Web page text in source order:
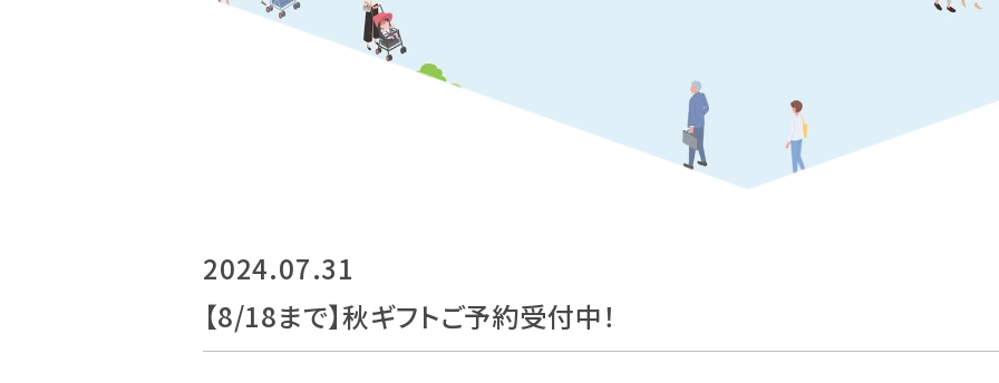
2024.07.31
【8/18まで】秋ギフトご予約受付中！